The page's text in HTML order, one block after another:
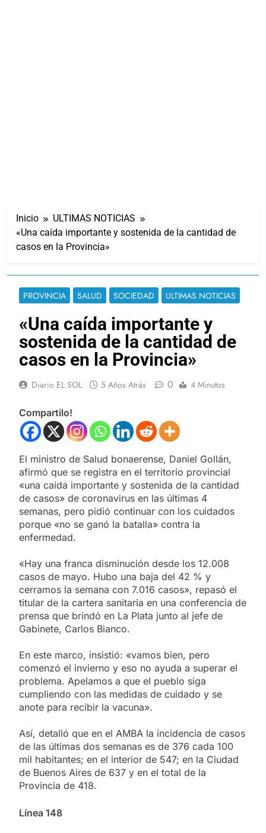
Inicio
ULTIMAS NOTICIAS
«Una caída importante y sostenida de la cantidad de
casos en la Provincia»
PROVINCIA SALUD SOCIEDAD ULTIMAS NOTICIAS
«Una caída importante y
sostenida de la cantidad de
casos en la Provincia»
Diario EL SOL 5 Años Atrás 0 4 Minutos
Compartilo!
El ministro de Salud bonaerense, Daniel Gollán,
afirmó que se registra en el territorio provincial
«una caída importante y sostenida de la cantidad
de casos» de coronavirus en las últimas 4
semanas, pero pidió continuar con los cuidados
porque «no se ganó la batalla» contra la
enfermedad.
«Hay una franca disminución desde los 12.008
casos de mayo. Hubo una baja del 42 % y
cerramos la semana con 7.016 casos», repasó el
titular de la cartera sanitaria en una conferencia de
prensa que brindó en La Plata junto al jefe de
Gabinete, Carlos Bianco.
En este marco, insistió: «vamos bien, pero
comenzó el invierno y eso no ayuda a superar el
problema. Apelamos a que el pueblo siga
cumpliendo con las medidas de cuidado y se
anote para recibir la vacuna».
Así, detalló que en el AMBA la incidencia de casos
de las últimas dos semanas es de 376 cada 100
mil habitantes; en el interior de 547; en la Ciudad
de Buenos Aires de 637 y en el total de la
Provincia de 418.
Línea 148